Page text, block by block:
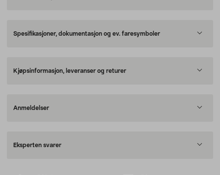
Spesifikasjoner, dokumentasjon og ev. faresymboler
Kjøpsinformasjon, leveranser og returer
Anmeldelser
Eksperten svarer